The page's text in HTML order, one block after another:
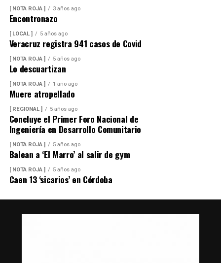
[ NOTA ROJA ] 3 años ago
Encontronazo
[ LOCAL ] 5 años ago
Veracruz registra 941 casos de Covid
[ NOTA ROJA ] 5 años ago
Lo descuartizan
[ NOTA ROJA ] 1 año ago
Muere atropellado
[ REGIONAL ] 5 años ago
Concluye el Primer Foro Nacional de
Ingeniería en Desarrollo Comunitario
[ NOTA ROJA ] 5 años ago
Balean a ‘El Marro’ al salir de gym
[ NOTA ROJA ] 5 años ago
Caen 13 ‘sicarios’ en Córdoba